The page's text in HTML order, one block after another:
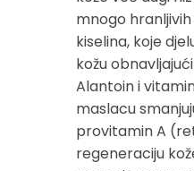
mnogo
kiselina, koje
kožu
Alantoin i
maslacu
provitamin A
regeneraciju